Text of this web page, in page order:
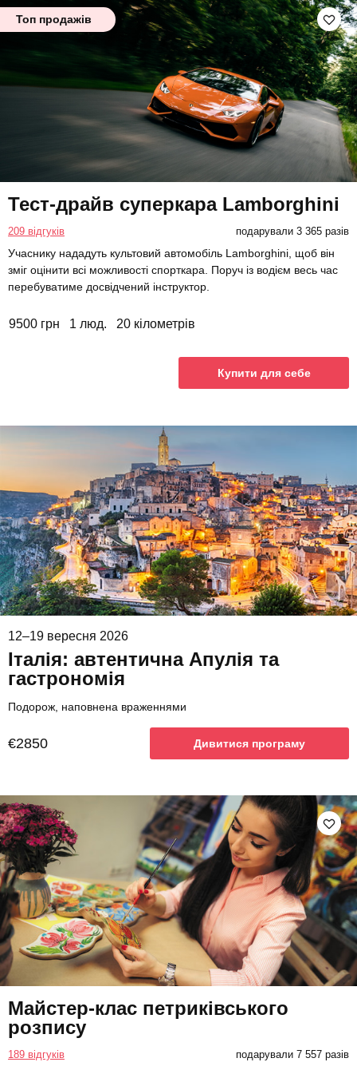
Топ продажів
Тест-драйв суперкара Lamborghini
209 відгуків подарували 3 365 разів
Учаснику нададуть культовий автомобіль Lamborghini, щоб він
зміг оцінити всі можливості спорткара. Поруч із водієм весь час
перебуватиме досвідчений інструктор.
9500 грн 1 люд. 20 кілометрів
Купити для себе
12–19 вересня 2026
Італія: автентична Апулія та
гастрономія
Подорож, наповнена враженнями
€2850 Дивитися програму
Майстер-клас петриківського
розпису
189 відгуків подарували 7 557 разів